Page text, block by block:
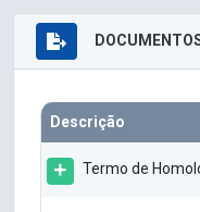
Descrição
Termo de